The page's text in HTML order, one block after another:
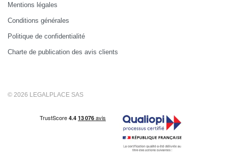
Mentions légales
Conditions générales
Politique de confidentialité
Charte de publication des avis clients
© 2026 LEGALPLACE SAS